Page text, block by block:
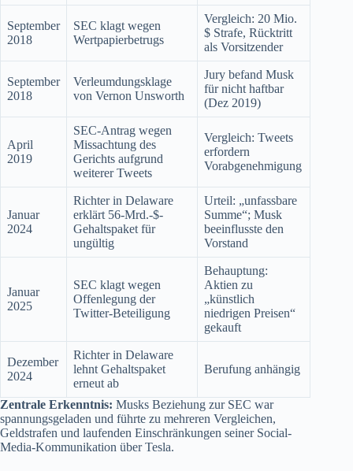
September
2018
SEC klagt wegen
Wertpapierbetrugs
Vergleich: 20 Mio.
$ Strafe, Rücktritt
als Vorsitzender
September
2018
Verleumdungsklage
von Vernon Unsworth
Jury befand Musk
für nicht haftbar
(Dez 2019)
April
2019
SEC-Antrag wegen
Missachtung des
Gerichts aufgrund
weiterer Tweets
Vergleich: Tweets
erfordern
Vorabgenehmigung
Januar
2024
Richter in Delaware
erklärt 56-Mrd.-$-
Gehaltspaket für
ungültig
Urteil: „unfassbare
Summe“; Musk
beeinflusste den
Vorstand
Januar
2025
SEC klagt wegen
Offenlegung der
Twitter-Beteiligung
Behauptung:
Aktien zu
„künstlich
niedrigen Preisen“
gekauft
Dezember
2024
Richter in Delaware
lehnt Gehaltspaket
erneut ab
Berufung anhängig
Zentrale Erkenntnis: Musks Beziehung zur SEC war
spannungsgeladen und führte zu mehreren Vergleichen,
Geldstrafen und laufenden Einschränkungen seiner Social-
Media-Kommunikation über Tesla.